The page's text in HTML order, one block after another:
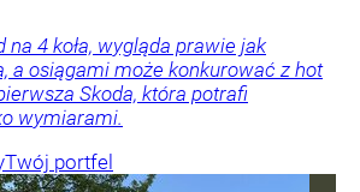
na 4 koła, wygląda prawie jak
a osiągami może konkurować z hot
Skoda, która potrafi
wymiarami.
Twój portfel